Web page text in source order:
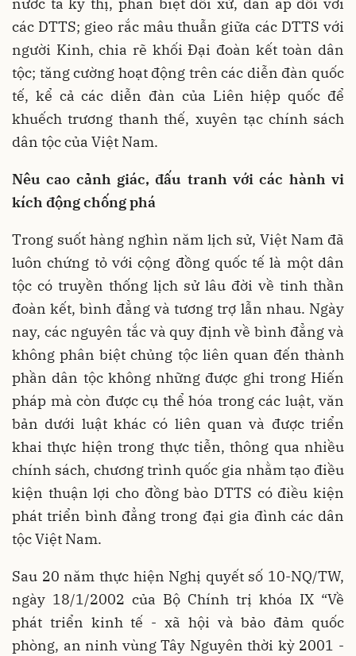
nước ta kỳ thị, phân biệt đối xử, đàn áp đối với
các DTTS; gieo rắc mâu thuẫn giữa các DTTS với
người Kinh, chia rẽ khối Đại đoàn kết toàn dân
tộc; tăng cường hoạt động trên các diễn đàn quốc
tế, kể cả các diễn đàn của Liên hiệp quốc để
khuếch trương thanh thế, xuyên tạc chính sách
dân tộc của Việt Nam.
Nêu cao cảnh giác, đấu tranh với các hành vi
kích động chống phá
Trong suốt hàng nghìn năm lịch sử, Việt Nam đã
luôn chứng tỏ với cộng đồng quốc tế là một dân
tộc có truyền thống lịch sử lâu đời về tinh thần
đoàn kết, bình đẳng và tương trợ lẫn nhau. Ngày
nay, các nguyên tắc và quy định về bình đẳng và
không phân biệt chủng tộc liên quan đến thành
phần dân tộc không những được ghi trong Hiến
pháp mà còn được cụ thể hóa trong các luật, văn
bản dưới luật khác có liên quan và được triển
khai thực hiện trong thực tiễn, thông qua nhiều
chính sách, chương trình quốc gia nhằm tạo điều
kiện thuận lợi cho đồng bào DTTS có điều kiện
phát triển bình đẳng trong đại gia đình các dân
tộc Việt Nam.
Sau 20 năm thực hiện Nghị quyết số 10-NQ/TW,
ngày 18/1/2002 của Bộ Chính trị khóa IX “Về
phát triển kinh tế - xã hội và bảo đảm quốc
phòng, an ninh vùng Tây Nguyên thời kỳ 2001 -